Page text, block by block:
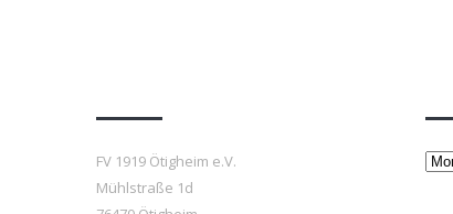
FV 1919 Ötigheim e.V.
Mühlstraße 1d